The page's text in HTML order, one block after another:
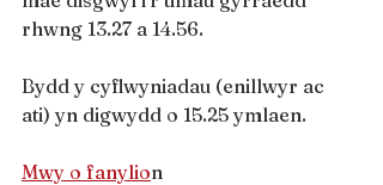
rhwng 13.27 a 14.56.
Bydd y cyflwyniadau (enillwyr ac
ati) yn digwydd o 15.25 ymlaen.
Mwy o fanylion